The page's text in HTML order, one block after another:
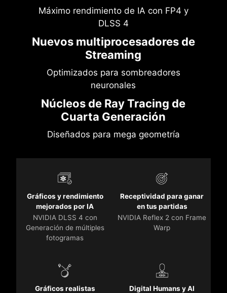
Máximo rendimiento de IA con FP4 y
DLSS 4
Nuevos multiprocesadores de
Streaming
Optimizados para sombreadores
neuronales
Núcleos de Ray Tracing de
Cuarta Generación
Diseñados para mega geometría
Gráficos y rendimiento
mejorados por IA
NVIDIA DLSS 4 con
Generación de múltiples
fotogramas
Receptividad para ganar
en tus partidas
NVIDIA Reflex 2 con Frame
Warp
Gráficos realistas
Digital Humans y AI